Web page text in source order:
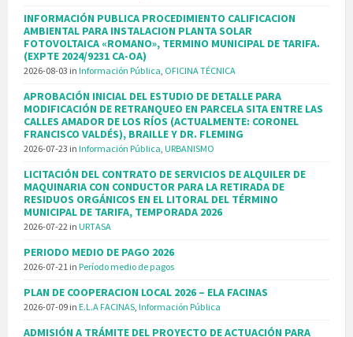
INFORMACIÓN PUBLICA PROCEDIMIENTO CALIFICACION
AMBIENTAL PARA INSTALACION PLANTA SOLAR
FOTOVOLTAICA «ROMANO», TERMINO MUNICIPAL DE TARIFA.
(EXPTE 2024/9231 CA-OA)
2026-08-03 in Información Pública, OFICINA TÉCNICA
APROBACIÓN INICIAL DEL ESTUDIO DE DETALLE PARA
MODIFICACIÓN DE RETRANQUEO EN PARCELA SITA ENTRE LAS
CALLES AMADOR DE LOS RÍOS (ACTUALMENTE: CORONEL
FRANCISCO VALDÉS), BRAILLE Y DR. FLEMING
2026-07-23 in Información Pública, URBANISMO
LICITACIÓN DEL CONTRATO DE SERVICIOS DE ALQUILER DE
MAQUINARIA CON CONDUCTOR PARA LA RETIRADA DE
RESIDUOS ORGÁNICOS EN EL LITORAL DEL TÉRMINO
MUNICIPAL DE TARIFA, TEMPORADA 2026
2026-07-22 in URTASA
PERIODO MEDIO DE PAGO 2026
2026-07-21 in Período medio de pagos
PLAN DE COOPERACION LOCAL 2026 – ELA FACINAS
2026-07-09 in E.L.A FACINAS, Información Pública
ADMISIÓN A TRÁMITE DEL PROYECTO DE ACTUACIÓN PARA